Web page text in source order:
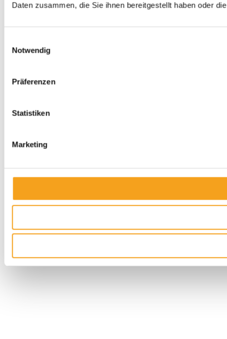
Daten zusammen, die Sie ihnen bereitgestellt haben oder
Notwendig
Präferenzen
Statistiken
Marketing